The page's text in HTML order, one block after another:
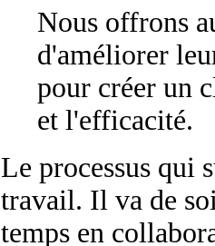
Nous offrons
d'améliorer
pour créer un
et l'efficacité.
Le processus qui
travail. Il va de
temps en